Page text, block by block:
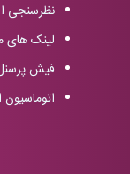
نظرسنجی
لینک های
فیش